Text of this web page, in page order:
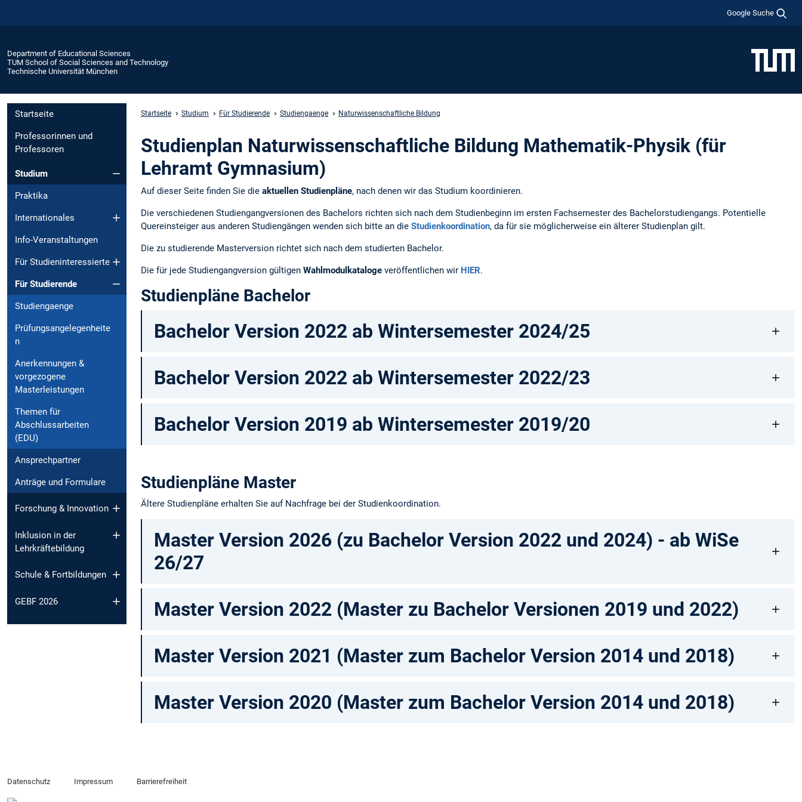
Google Suche
Department of Educational Sciences
TUM School of Social Sciences and Technology
Technische Universität München
Startseite
Professorinnen und
Professoren
Studium
Praktika
Internationales
Info-Veranstaltungen
Für Studieninteressierte
Für Studierende
Studiengaenge
Prüfungsangelegenheite
n
Anerkennungen &
vorgezogene
Masterleistungen
Themen für
Abschlussarbeiten
(EDU)
Ansprechpartner
Anträge und Formulare
Forschung & Innovation
Inklusion in der
Lehrkräftebildung
Schule & Fortbildungen
GEBF 2026
Startseite Studium Für Studierende Studiengaenge Naturwissenschaftliche Bildung
Studienplan Naturwissenschaftliche Bildung Mathematik-Physik (für
Lehramt Gymnasium)
Auf dieser Seite finden Sie die aktuellen Studienpläne, nach denen wir das Studium koordinieren.
Die verschiedenen Studiengangversionen des Bachelors richten sich nach dem Studienbeginn im ersten Fachsemester des Bachelorstudiengangs. Potentielle
Quereinsteiger aus anderen Studiengängen wenden sich bitte an die Studienkoordination, da für sie möglicherweise ein älterer Studienplan gilt.
Die zu studierende Masterversion richtet sich nach dem studierten Bachelor.
Die für jede Studiengangversion gültigen Wahlmodulkataloge veröffentlichen wir HIER.
Studienpläne Bachelor
Bachelor Version 2022 ab Wintersemester 2024/25
Bachelor Version 2022 ab Wintersemester 2022/23
Bachelor Version 2019 ab Wintersemester 2019/20
Studienpläne Master
Ältere Studienpläne erhalten Sie auf Nachfrage bei der Studienkoordination.
Master Version 2026 (zu Bachelor Version 2022 und 2024) - ab WiSe
26/27
Master Version 2022 (Master zu Bachelor Versionen 2019 und 2022)
Master Version 2021 (Master zum Bachelor Version 2014 und 2018)
Master Version 2020 (Master zum Bachelor Version 2014 und 2018)
Datenschutz Impressum Barrierefreiheit